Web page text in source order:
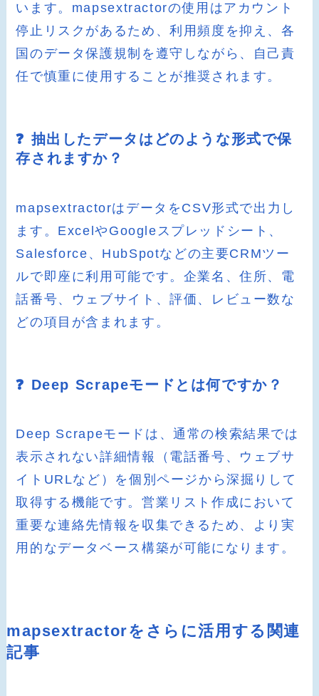
います。mapsextractorの使用はアカウント
停止リスクがあるため、利用頻度を抑え、各
国のデータ保護規制を遵守しながら、自己責
任で慎重に使用することが推奨されます。
❓ 抽出したデータはどのような形式で保
存されますか？
mapsextractorはデータをCSV形式で出力し
ます。ExcelやGoogleスプレッドシート、
Salesforce、HubSpotなどの主要CRMツー
ルで即座に利用可能です。企業名、住所、電
話番号、ウェブサイト、評価、レビュー数な
どの項目が含まれます。
❓ Deep Scrapeモードとは何ですか？
Deep Scrapeモードは、通常の検索結果では
表示されない詳細情報（電話番号、ウェブサ
イトURLなど）を個別ページから深掘りして
取得する機能です。営業リスト作成において
重要な連絡先情報を収集できるため、より実
用的なデータベース構築が可能になります。
mapsextractorをさらに活用する関連
記事